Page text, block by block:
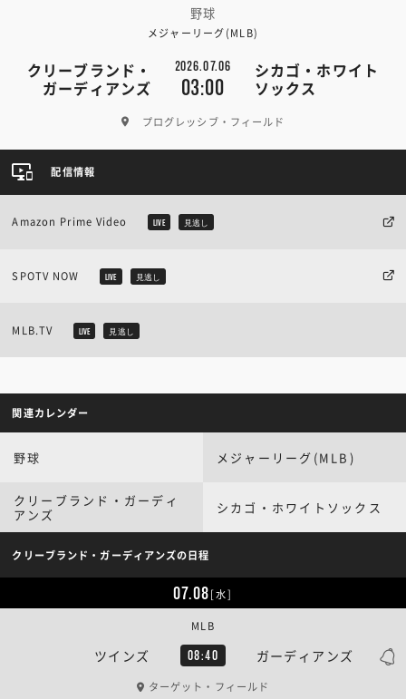
野球
メジャーリーグ(MLB)
クリーブランド・
ガーディアンズ
2026.07.06
03:00
シカゴ・ホワイト
ソックス
プログレッシブ・フィールド
配信情報
Amazon Prime Video LIVE 見逃し
SPOTV NOW LIVE 見逃し
MLB.TV LIVE 見逃し
関連カレンダー
野球 メジャーリーグ(MLB)
クリーブランド・ガーディ
アンズ
シカゴ・ホワイトソックス
クリーブランド・ガーディアンズの日程
07.08[水]
ツインズ 08:40 ガーディアンズ
MLB
ターゲット・フィールド